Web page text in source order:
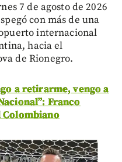
7 de agosto de 2026
con más de una
internacional
hacia el
de Rionegro.
a retirarme, vengo a
Franco
Colombiano